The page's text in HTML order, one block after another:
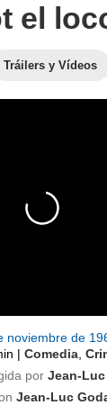
el
Tráilers y Vídeos
noviembre de
| Comedia ,
por Jean-
Jean-Luc